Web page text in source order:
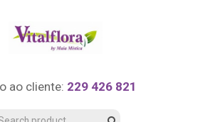
ao cliente: 229 426 821